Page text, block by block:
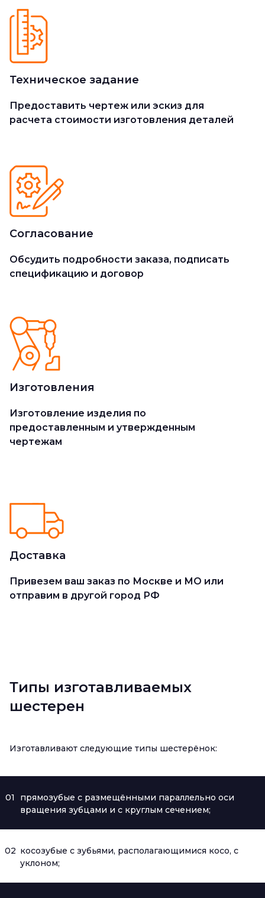
Техническое задание
Предоставить чертеж или эскиз для
расчета стоимости изготовления деталей
Согласование
Обсудить подробности заказа, подписать
спецификацию и договор
Изготовления
Изготовление изделия по
предоставленным и утвержденным
чертежам
Доставка
Привезем ваш заказ по Москве и МО или
отправим в другой город РФ
Типы изготавливаемых
шестерен
Изготавливают следующие типы шестерёнок:
01
прямозубые с размещёнными параллельно оси
вращения зубцами и с круглым сечением;
02 косозубые с зубьями, располагающимися косо, с
уклоном;